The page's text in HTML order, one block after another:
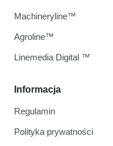
Informacja
Regulamin
Polityka prywatności
Machineryline™
Agroline™
Linemedia Digital ™